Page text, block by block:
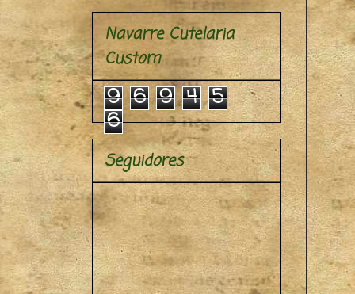
Navarre Cutelaria
Custom
9 6 9 4 5
6
Seguidores